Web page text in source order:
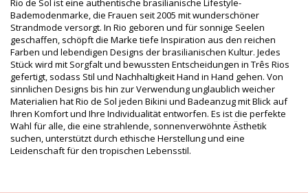
UV-Schutz: UPF 50+
Produktinformation
Abteilung: Damen, Bikini-Tops
Verpackung beinhaltet: 1 x Bikini-Tops (Andere Accessoires
nicht eingeschlossen)
HS CODE: 6112.41.0010
SKU: 1981127243
EAN: XS (7899810467256), S (7899810467171), M (7899810467164),
L (7899810467089), XL (7899810467096)
Gewicht: 55g / 0.12lb / 1.94oz
Retuschierte Fotos
Bademodenmarke, die Frauen seit 2005 mit wunderschöner
Strandmode versorgt. In Rio geboren und für sonnige Seelen
geschaffen, schöpft die Marke tiefe Inspiration aus den reichen
Farben und lebendigen Designs der brasilianischen Kultur. Jedes
Stück wird mit Sorgfalt und bewussten Entscheidungen in Três Rios
gefertigt, sodass Stil und Nachhaltigkeit Hand in Hand gehen. Von
sinnlichen Designs bis hin zur Verwendung unglaublich weicher
Materialien hat Rio de Sol jeden Bikini und Badeanzug mit Blick auf
Ihren Komfort und Ihre Individualität entworfen. Es ist die perfekte
Wahl für alle, die eine strahlende, sonnenverwöhnte Ästhetik
suchen, unterstützt durch ethische Herstellung und eine
Leidenschaft für den tropischen Lebensstil.